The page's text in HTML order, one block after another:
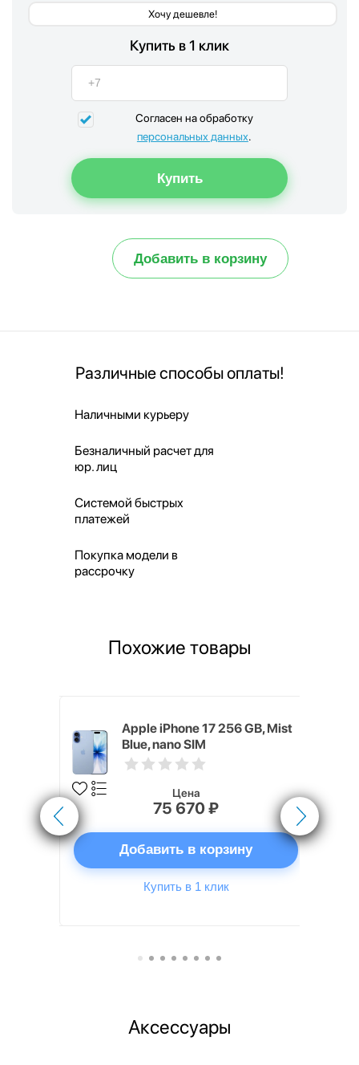
Хочу дешевле!
Купить в 1 клик
Согласен на обработку
персональных данных.
Добавить в корзину
Различные способы оплаты!
Наличными курьеру
Безналичный расчет для
юр. лиц
Системой быстрых
платежей
Покупка модели в
рассрочку
Похожие товары
Apple iPhone 17 256 GB, Mist
Blue, nano SIM
Цена
75 670 ₽
Добавить в корзину
Купить в 1 клик
Аксессуары